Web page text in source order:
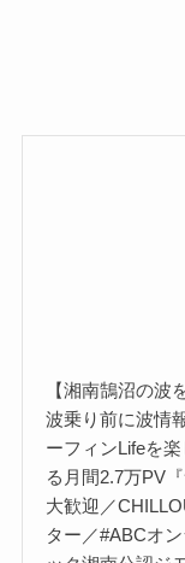
【湘南鵠沼の波
波乗り前に波情
ーフィンLifeを
る月間2.7万PV
大歓迎／
ター／#ABCオ